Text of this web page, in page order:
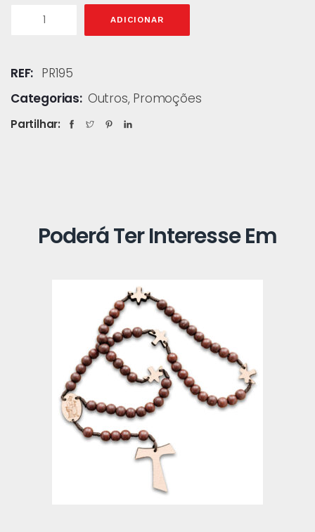
ADICIONAR
REF: PR195
Categorias: Outros, Promoções
Partilhar:
Poderá Ter Interesse Em